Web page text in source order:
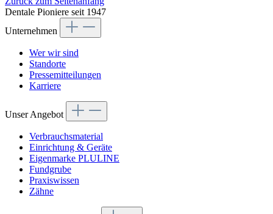
Dentale Pioniere seit 1947
Unternehmen
Wer wir sind
Standorte
Pressemitteilungen
Karriere
Unser Angebot
Verbrauchsmaterial
Einrichtung & Geräte
Eigenmarke PLULINE
Fundgrube
Praxiswissen
Zähne